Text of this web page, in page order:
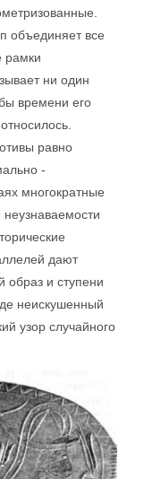
объединяет все
рамки
ни один
времени его
равно
-
многократные
дают
образ и ступени
неискушенный
узор случайного